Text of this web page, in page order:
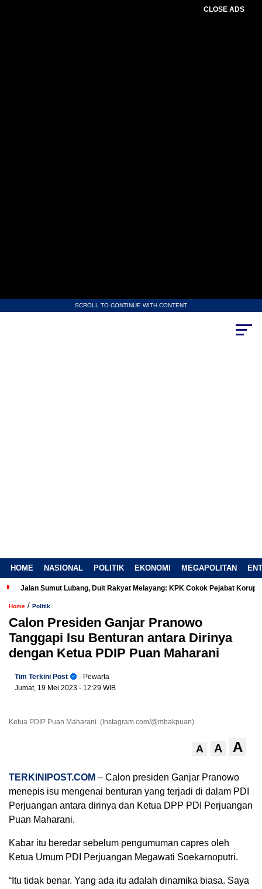
CLOSE ADS
SCROLL TO CONTINUE WITH CONTENT
HOME NASIONAL POLITIK EKONOMI MEGAPOLITAN
Jalan Sumut Lubang, Duit Rakyat Melayang: KPK Cokok Pejabat Korup
Home / Politik
Calon Presiden Ganjar Pranowo
Tanggapi Isu Benturan antara Dirinya
dengan Ketua PDIP Puan Maharani
Tim Terkini Post
- Pewarta
Jumat, 19 Mei 2023 - 12:29 WIB
Ketua PDIP Puan Maharani. (Instagram.com/@mbakpuan)
A A A
TERKINIPOST.COM – Calon presiden Ganjar Pranowo
menepis isu mengenai benturan yang terjadi di dalam PDI
Perjuangan antara dirinya dan Ketua DPP PDI Perjuangan
Puan Maharani.
Kabar itu beredar sebelum pengumuman capres oleh
Ketua Umum PDI Perjuangan Megawati Soekarnoputri.
“Itu tidak benar. Yang ada itu adalah dinamika biasa. Saya